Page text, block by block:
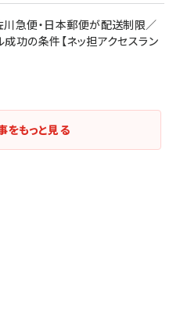
川急便・日本郵便が配送制限／
功の条件【ネッ担アクセスラン
をもっと見る